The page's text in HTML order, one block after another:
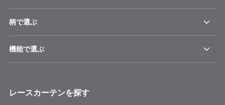
柄で選ぶ
機能で選ぶ
レースカーテンを探す